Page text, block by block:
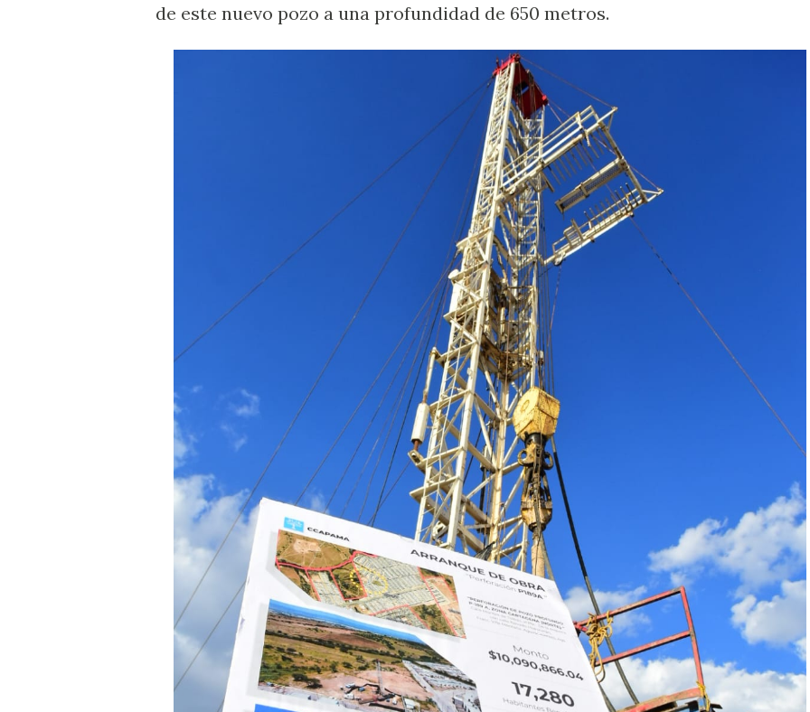
de este nuevo pozo a una profundidad de 650 metros.